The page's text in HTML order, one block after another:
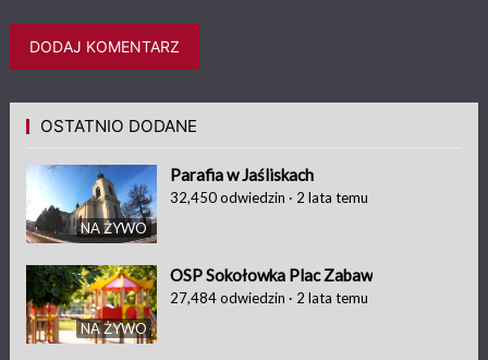
OSTATNIO DODANE
NA ŻYWO
Parafia w Jaśliskach
32,450odwiedzin · 2 lata temu
NA ŻYWO
OSP Sokołowka Plac Zabaw
27,484odwiedzin · 2 lata temu